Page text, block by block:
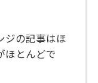
ジの記事はほ
ほとんどで